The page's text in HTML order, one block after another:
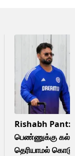
Rishabh Pant:
பெண்ணுக்கு
தெரியாமல்